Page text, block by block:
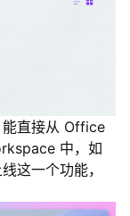
直接从 Office
中，如
这一个功能，